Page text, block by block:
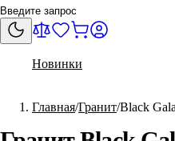
Новинки
Главная Гранит Black